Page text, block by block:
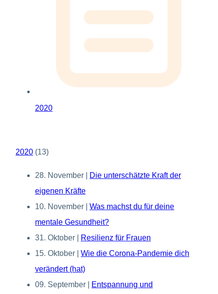
2020
2020 (13)
28. November
Die unterschätzte Kraft der
eigenen Kräfte
10. November
Was machst du für deine
mentale Gesundheit?
31. Oktober
Resilienz für Frauen
15. Oktober
Wie die Corona-Pandemie dich
verändert (hat)
09. September
Entspannung und